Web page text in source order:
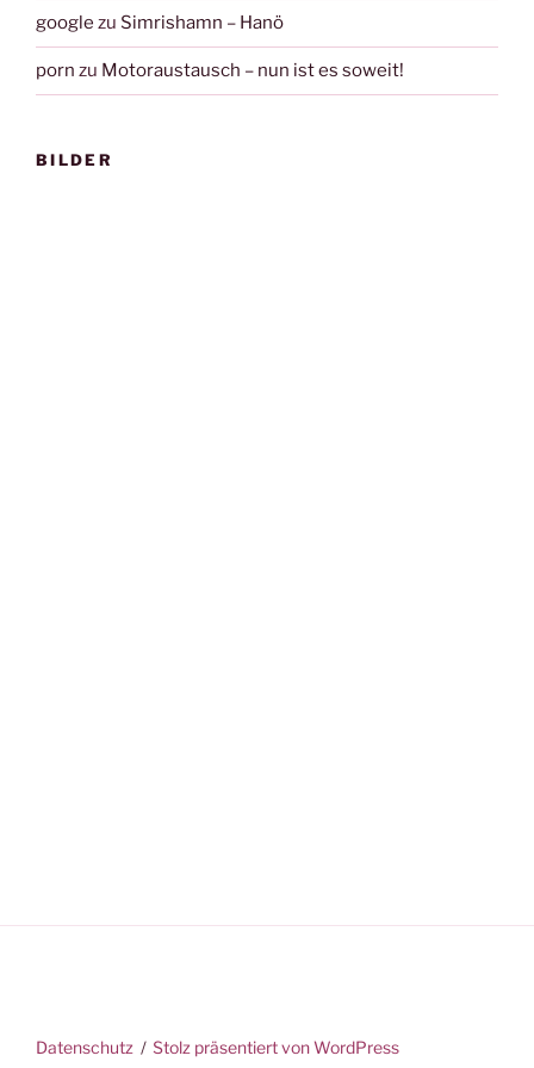
google zu Simrishamn – Hanö
porn zu Motoraustausch – nun ist es soweit!
BILDER
Datenschutz Stolz präsentiert von WordPress